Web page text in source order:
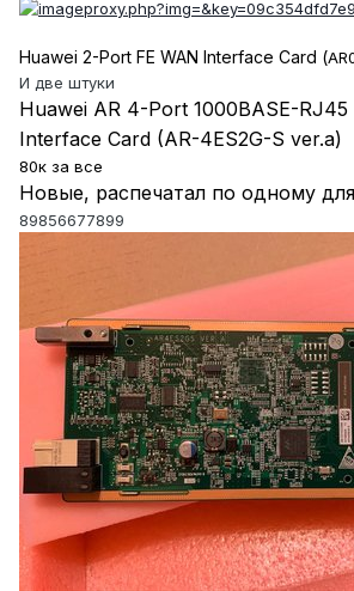
Huawei 2-Port FE WAN Interface Card (
И две штуки
Huawei AR 4-Port 1000BASE-RJ45
Interface Card (AR-4ES2G-S ver.a)
80к за все
Новые, распечатал по одному
89856677899